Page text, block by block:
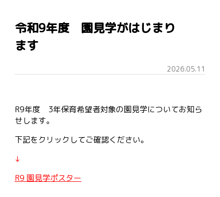
令和9年度 園見学がはじまり
ます
2026.05.11
R9年度 3年保育希望者対象の園見学についてお知ら
せします。
下記をクリックしてご確認ください。
↓
R9 園見学ポスター